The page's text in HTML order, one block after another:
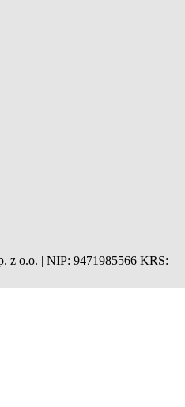
z o.o. | NIP: 9471985566 KRS: